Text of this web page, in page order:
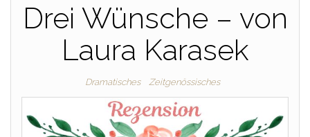
Drei Wünsche – von
Laura Karasek
Dramatisches Zeitgenössisches